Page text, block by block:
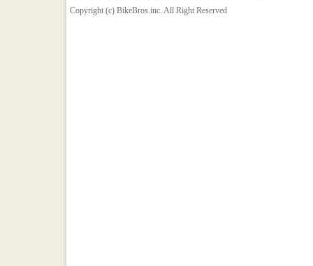
Copyright (c) BikeBros.inc. All Right Reserved